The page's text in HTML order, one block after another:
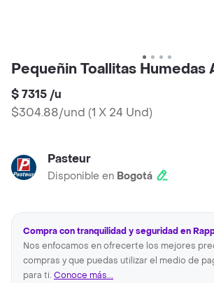
Pequeñin Toallitas Humedas
$ 7315 /u
$304.88/und (1 X 24 Und)
Pasteur
Disponible en Bogotá
Compra con tranquilidad y seguridad en
Nos enfocamos en ofrecerte los mejores
compras y que puedas utilizar el medio de
para ti. Conoce más...